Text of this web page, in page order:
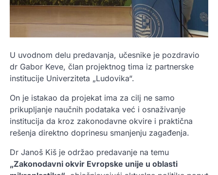
U uvodnom delu predavanja, učesnike je pozdravio
dr Gabor Keve, član projektnog tima iz partnerske
institucije Univerziteta „Ludovika“.
On je istakao da projekat ima za cilj ne samo
prikupljanje naučnih podataka već i osnaživanje
institucija da kroz zakonodavne okvire i praktična
rešenja direktno doprinesu smanjenju zagađenja.
Dr Janoš Kiš je održao predavanje na temu
„Zakonodavni okvir Evropske unije u oblasti